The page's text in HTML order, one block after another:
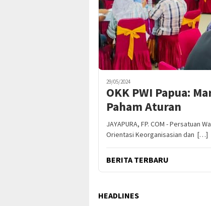
29/05/2024
OKK PWI Papua:
Paham Aturan
JAYAPURA, FP. COM - Persatuan
Orientasi Keorganisasian dan […]
BERITA TERBARU
HEADLINES